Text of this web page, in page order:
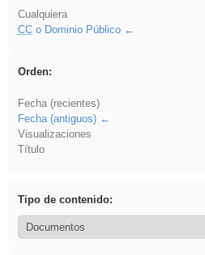
Cualquiera
CCo Dominio Público
Orden:
Fecha (recientes)
Fecha (antiguos)
Visualizaciones
Título
Tipo de contenido: